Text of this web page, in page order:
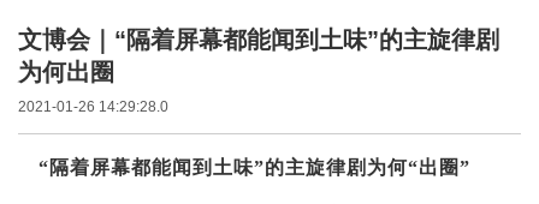
文博会｜“隔着屏幕都能闻到土味”的主旋律剧
为何出圈
2021-01-26 14:29:28.0
“隔着屏幕都能闻到土味”的主旋律剧为何“出圈”